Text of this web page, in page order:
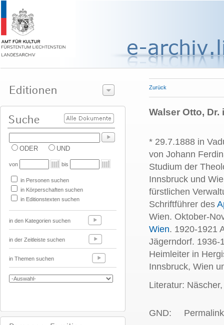
ODER UND
von bis
in Personen suchen
in Körperschaften suchen
in Editionstexten suchen
in den Kategorien suchen
in der Zeitleiste suchen
in Themen suchen
Zurück
Walser Otto,
* 29.7.1888 in
von Johann
Studium der
Innsbruck und
fürstlichen
Schriftführer des
Wien. Oktober-
Wien. 1920-1921
Jägerndorf. 1936-
Heimleiter in
Innsbruck, Wien
Literatur:
GND: